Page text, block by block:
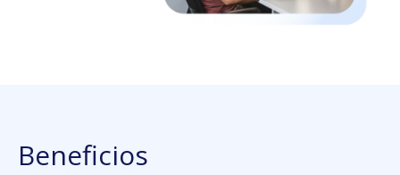
Beneficios